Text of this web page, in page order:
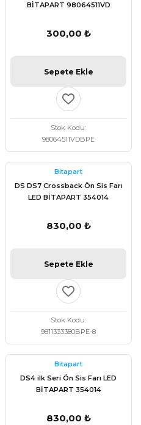
BİTAPART 98064511VD
300,00 ₺
Sepete Ekle
Stok Kodu
98064511VDBPE
Bitapart
DS DS7 Crossback Ön Sis Farı
LED BİTAPART 354014
830,00 ₺
Sepete Ekle
Stok Kodu
9811333380BPE-8
Bitapart
DS4 ilk Seri Ön Sis Farı LED
BİTAPART 354014
830,00 ₺